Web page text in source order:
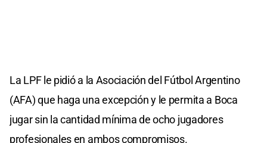
La LPF le pidió a la Asociación del Fútbol Argentino
(AFA) que haga una excepción y le permita a Boca
jugar sin la cantidad mínima de ocho jugadores
profesionales en ambos compromisos.